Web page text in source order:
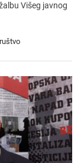
Višeg javnog